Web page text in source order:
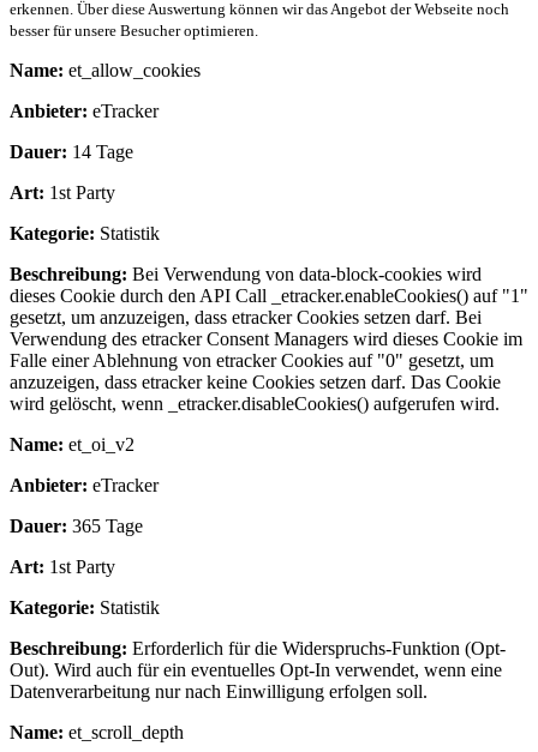
erkennen. Über diese Auswertung können wir das Angebot der Webseite noch
besser für unsere Besucher optimieren.
Name: et_allow_cookies
Anbieter: eTracker
Dauer: 14 Tage
Art: 1st Party
Kategorie: Statistik
Beschreibung: Bei Verwendung von data-block-cookies wird
dieses Cookie durch den API Call _etracker.enableCookies() auf "1"
gesetzt, um anzuzeigen, dass etracker Cookies setzen darf. Bei
Verwendung des etracker Consent Managers wird dieses Cookie im
Falle einer Ablehnung von etracker Cookies auf "0" gesetzt, um
anzuzeigen, dass etracker keine Cookies setzen darf. Das Cookie
wird gelöscht, wenn _etracker.disableCookies() aufgerufen wird.
Name: et_oi_v2
Anbieter: eTracker
Dauer: 365 Tage
Art: 1st Party
Kategorie: Statistik
Beschreibung: Erforderlich für die Widerspruchs-Funktion (Opt-
Out). Wird auch für ein eventuelles Opt-In verwendet, wenn eine
Datenverarbeitung nur nach Einwilligung erfolgen soll.
Name: et_scroll_depth